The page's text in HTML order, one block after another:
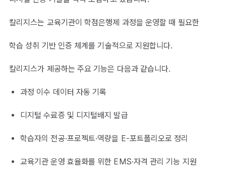
칼리지스는 교육기관이 학점은행제 과정을 운영할 때 필요한
학습 성취 기반 인증 체계를 기술적으로 지원합니다.
칼리지스가 제공하는 주요 기능은 다음과 같습니다.
과정 이수 데이터 자동 기록
디지털 수료증 및 디지털배지 발급
학습자의 전공·프로젝트·역량을 E-포트폴리오로 정리
교육기관 운영 효율화를 위한 EMS·자격 관리 기능 지원